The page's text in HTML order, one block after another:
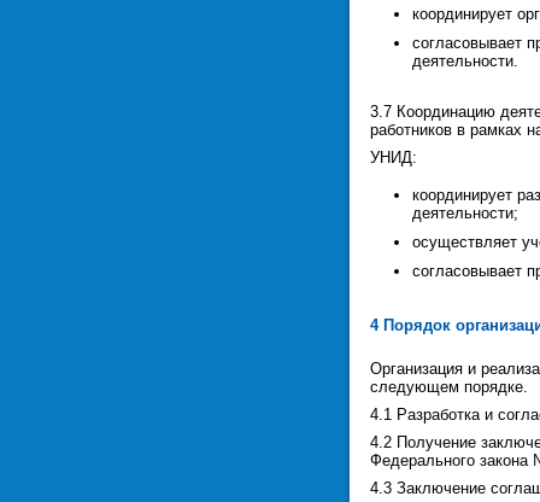
координирует
согласовывает
деятельности.
3.7 Координацию
работников в рамках
УНИД:
координирует
деятельности;
осуществляет
согласовывает
4 Порядок
Организация и
следующем порядке.
4.1 Разработка и
4.2 Получение
Федерального
4.3 Заключение